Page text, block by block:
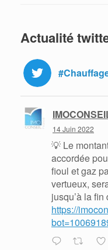
Actualité
14 Juin 2022
💡 Le
accordée
fioul et gaz
vertueux,
jusqu’à la fin
https://